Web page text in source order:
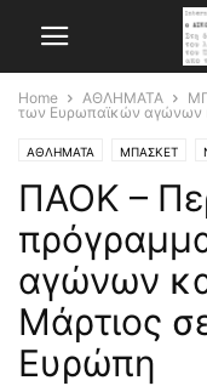
Home ΑΘΛΗΜΑΤΑ
των Ευρωπαϊκών αγώνων
ΑΘΛΗΜΑΤΑ ΜΠΑΣΚΕΤ
ΠΑΟΚ –
αγώνων
Μάρτιος
Ευρώπη